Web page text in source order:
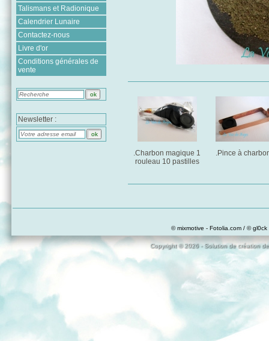
Talismans et Radionique
Calendrier Lunaire
Contactez-nous
Livre d'or
Conditions générales de
vente
Newsletter :
.Charbon magique 1
rouleau 10 pastilles
.Pince à
© mixmotive - Fotolia.com / ©
Copyright © 2026 - Solution de création